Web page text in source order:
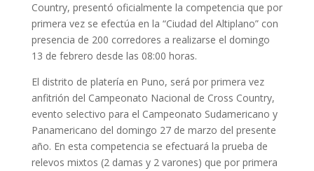
Country, presentó oficialmente la competencia que por
primera vez se efectúa en la “Ciudad del Altiplano” con
presencia de 200 corredores a realizarse el domingo
13 de febrero desde las 08:00 horas.
El distrito de platería en Puno, será por primera vez
anfitrión del Campeonato Nacional de Cross Country,
evento selectivo para el Campeonato Sudamericano y
Panamericano del domingo 27 de marzo del presente
año. En esta competencia se efectuará la prueba de
relevos mixtos (2 damas y 2 varones) que por primera